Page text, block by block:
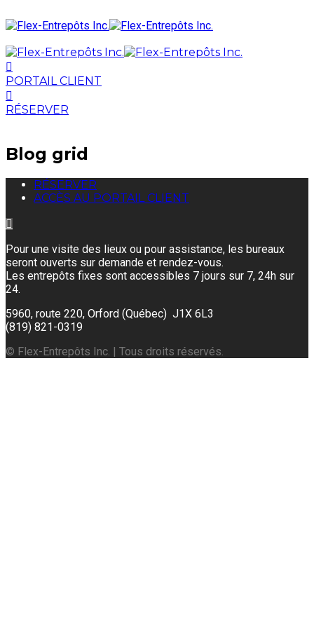
PORTAIL CLIENT
RÉSERVER
Blog grid
RÉSERVER
ACCÈS AU PORTAIL CLIENT
Pour une visite des lieux ou pour assistance, les bureaux
seront ouverts sur demande et rendez-vous.
Les entrepôts fixes sont accessibles 7 jours sur 7, 24h sur
24.
5960, route 220, Orford (Québec) J1X 6L3
(819) 821-0319
© Flex-Entrepôts Inc. | Tous droits réservés.